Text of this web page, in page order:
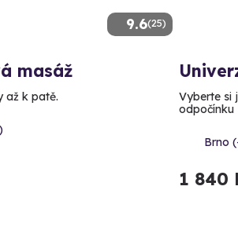
9.6(25)
masáž
až k patě.
Vyberte si
odpočínku
Brno
1 840